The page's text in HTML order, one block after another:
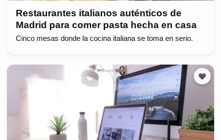
Restaurantes italianos auténticos de
Madrid para comer pasta hecha en casa
Cinco mesas donde la cocina italiana se toma en serio.